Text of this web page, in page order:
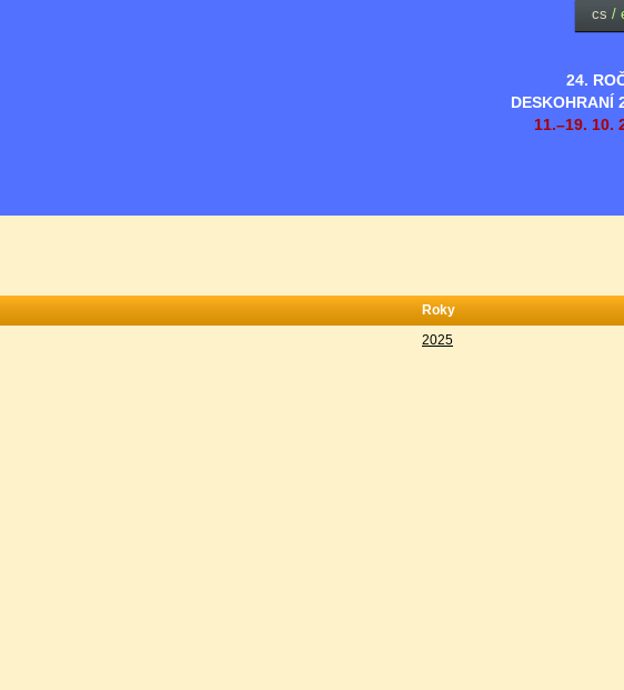
24.
DESKOHRANÍ
11.–19. 10.
cs /
Roky
2025